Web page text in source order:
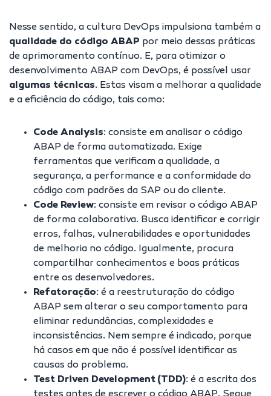
Nesse sentido, a cultura DevOps impulsiona também a
qualidade do código ABAP por meio dessas práticas
de aprimoramento contínuo. E, para otimizar o
desenvolvimento ABAP com DevOps, é possível usar
algumas técnicas. Estas visam a melhorar a qualidade
e a eficiência do código, tais como:
Code Analysis: consiste em analisar o código
ABAP de forma automatizada. Exige
ferramentas que verificam a qualidade, a
segurança, a performance e a conformidade do
código com padrões da SAP ou do cliente.
Code Review: consiste em revisar o código ABAP
de forma colaborativa. Busca identificar e corrigir
erros, falhas, vulnerabilidades e oportunidades
de melhoria no código. Igualmente, procura
compartilhar conhecimentos e boas práticas
entre os desenvolvedores.
Refatoração: é a reestruturação do código
ABAP sem alterar o seu comportamento para
eliminar redundâncias, complexidades e
inconsistências. Nem sempre é indicado, porque
há casos em que não é possível identificar as
causas do problema.
Test Driven Development (TDD): é a escrita dos